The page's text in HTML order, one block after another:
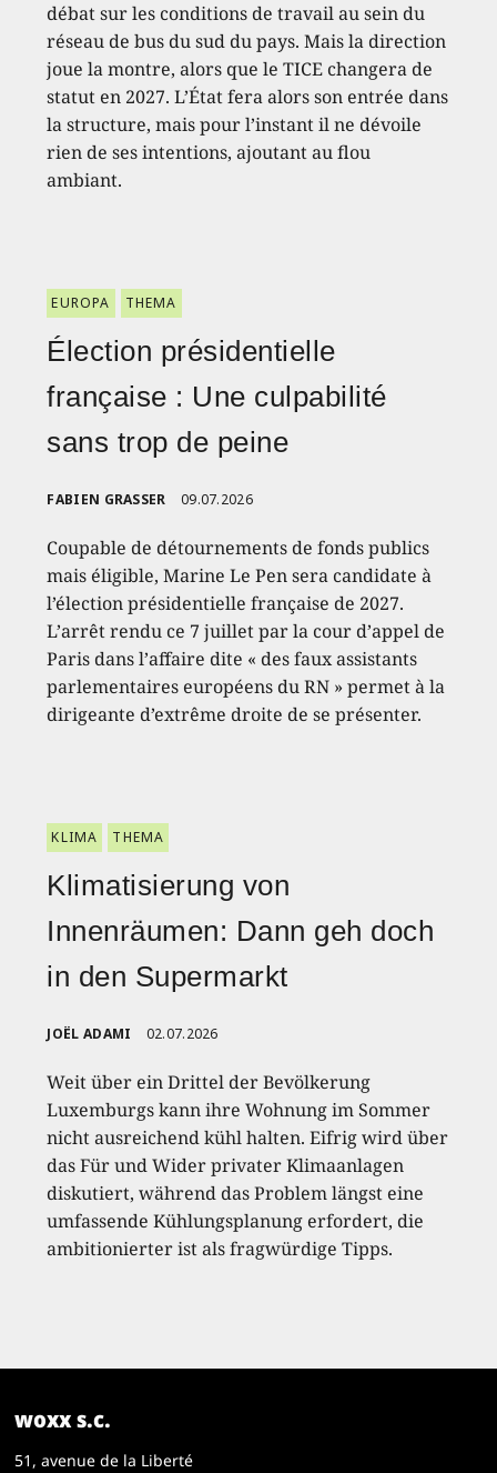
débat sur les conditions de travail au sein du
réseau de bus du sud du pays. Mais la direction
joue la montre, alors que le TICE changera de
statut en 2027. L’État fera alors son entrée dans
la structure, mais pour l’instant il ne dévoile
rien de ses intentions, ajoutant au flou
ambiant.
EUROPA THEMA
Élection présidentielle
française : Une culpabilité
sans trop de peine
FABIEN GRASSER 09.07.2026
Coupable de détournements de fonds publics
mais éligible, Marine Le Pen sera candidate à
l’élection présidentielle française de 2027.
L’arrêt rendu ce 7 juillet par la cour d’appel de
Paris dans l’affaire dite « des faux assistants
parlementaires européens du RN » permet à la
dirigeante d’extrême droite de se présenter.
KLIMA THEMA
Klimatisierung von
Innenräumen: Dann geh doch
in den Supermarkt
JOËL ADAMI 02.07.2026
Weit über ein Drittel der Bevölkerung
Luxemburgs kann ihre Wohnung im Sommer
nicht ausreichend kühl halten. Eifrig wird über
das Für und Wider privater Klimaanlagen
diskutiert, während das Problem längst eine
umfassende Kühlungsplanung erfordert, die
ambitionierter ist als fragwürdige Tipps.
woxx s.c.
51, avenue de la Liberté